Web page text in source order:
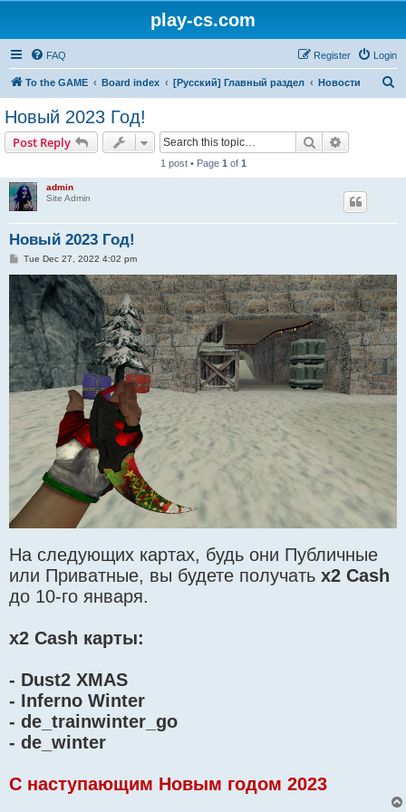
play-cs.com
FAQ Login
Register
To the GAME Board index [Русский] Главный раздел Новости
Новый 2023 Год!
Post Reply Search
1 post • Page 1 of 1
admin
Site Admin
Новый 2023 Год!
P
t
Tue Dec 27, 2022 4:02 pm
На следующих картах, будь они Публичные
или Приватные, вы будете получать x2 Cash
до 10-го января.
x2 Cash карты:
- Dust2 XMAS
- Inferno Winter
- de_trainwinter_go
- de_winter
C наступающим Новым годом 2023